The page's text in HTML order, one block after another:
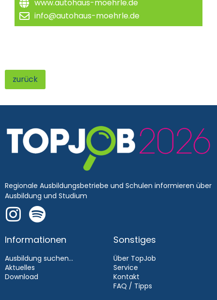
www.autohaus-moehrle.de
info@autohaus-moehrle.de
zurück
Regionale Ausbildungsbetriebe und Schulen informieren über
Ausbildung und Studium
Informationen
Ausbildung suchen...
Aktuelles
Download
Sonstiges
Über TopJob
Service
Kontakt
FAQ / Tipps